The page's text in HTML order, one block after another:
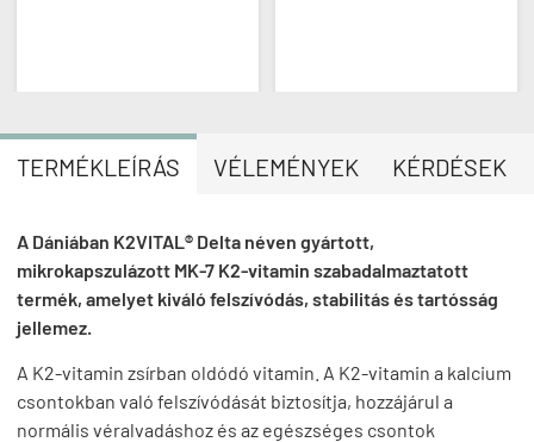
TERMÉKLEÍRÁS VÉLEMÉNYEK KÉRDÉSEK
A Dániában K2VITAL® Delta néven gyártott,
mikrokapszulázott MK-7 K2-vitamin szabadalmaztatott
termék, amelyet kiváló felszívódás, stabilitás és tartósság
jellemez.
A K2-vitamin zsírban oldódó vitamin. A K2-vitamin a kalcium
csontokban való felszívódását biztosítja, hozzájárul a
normális véralvadáshoz és az egészséges csontok